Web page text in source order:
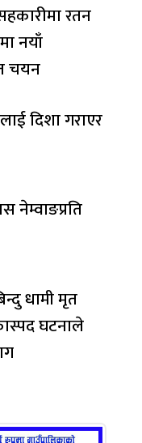
रतन
नयाँ
चयन
दिशा गराएर
नेम्वाङप्रति
धामी मृत
घटनाले